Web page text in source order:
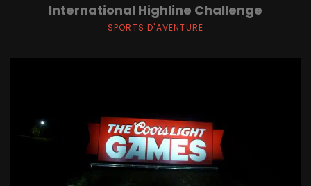
International Highline Challenge
SPORTS D'AVENTURE